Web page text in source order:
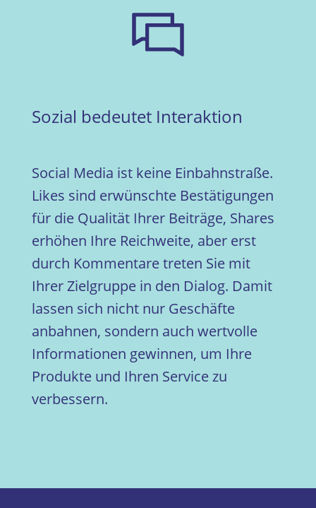
Sozial bedeutet Interaktion
Social Media ist keine Einbahnstraße.
Likes sind erwünschte Bestätigungen
für die Qualität Ihrer Beiträge, Shares
erhöhen Ihre Reichweite, aber erst
durch Kommentare treten Sie mit
Ihrer Zielgruppe in den Dialog. Damit
lassen sich nicht nur Geschäfte
anbahnen, sondern auch wertvolle
Informationen gewinnen, um Ihre
Produkte und Ihren Service zu
verbessern.